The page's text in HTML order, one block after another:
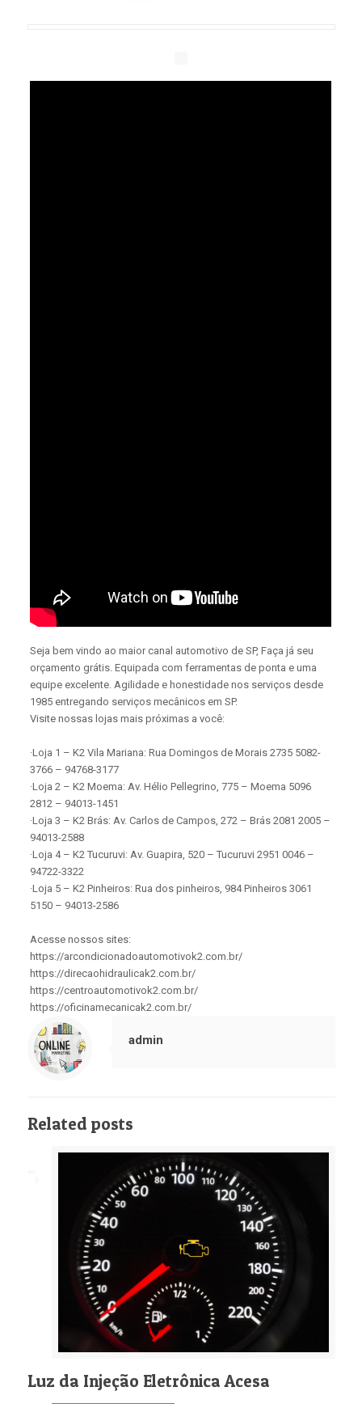
Seja bem vindo ao maior canal automotivo de SP, Faça já seu
orçamento grátis. Equipada com ferramentas de ponta e uma
equipe excelente. Agilidade e honestidade nos serviços desde
1985 entregando serviços mecânicos em SP.
Visite nossas lojas mais próximas a você:
·Loja 1 – K2 Vila Mariana: Rua Domingos de Morais 2735 5082-
3766 – 94768-3177
·Loja 2 – K2 Moema: Av. Hélio Pellegrino, 775 – Moema 5096
2812 – 94013-1451
·Loja 3 – K2 Brás: Av. Carlos de Campos, 272 – Brás 2081 2005 –
94013-2588
·Loja 4 – K2 Tucuruvi: Av. Guapira, 520 – Tucuruvi 2951 0046 –
94722-3322
·Loja 5 – K2 Pinheiros: Rua dos pinheiros, 984 Pinheiros 3061
5150 – 94013-2586
Acesse nossos sites:
https://arcondicionadoautomotivok2.com.br/
https://direcaohidraulicak2.com.br/
https://centroautomotivok2.com.br/
https://oficinamecanicak2.com.br/
admin
Related posts
Luz da Injeção Eletrônica Acesa